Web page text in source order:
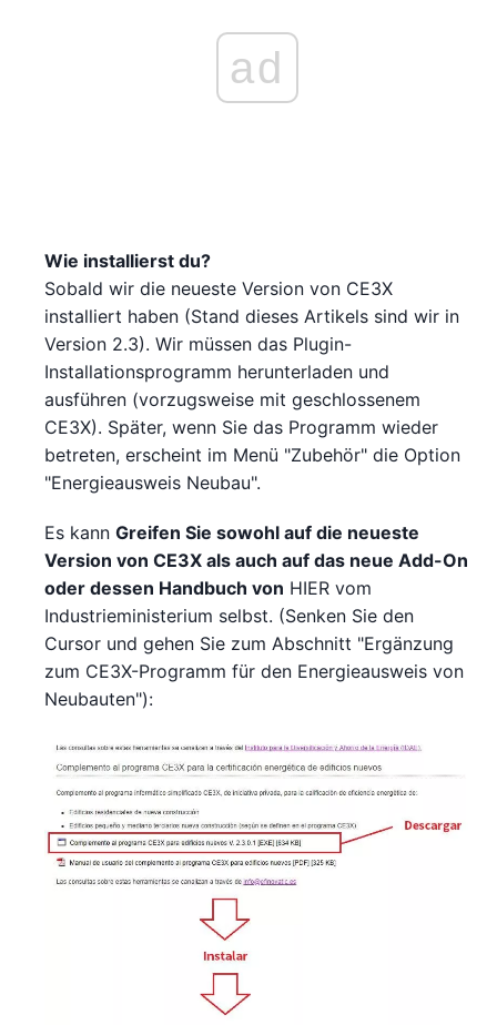
ad
Wie installierst du?
Sobald wir die neueste Version von CE3X
installiert haben (Stand dieses Artikels sind wir in
Version 2.3). Wir müssen das Plugin-
Installationsprogramm herunterladen und
ausführen (vorzugsweise mit geschlossenem
CE3X). Später, wenn Sie das Programm wieder
betreten, erscheint im Menü "Zubehör" die Option
"Energieausweis Neubau".
Es kann Greifen Sie sowohl auf die neueste
Version von CE3X als auch auf das neue Add-On
oder dessen Handbuch von HIER vom
Industrieministerium selbst. (Senken Sie den
Cursor und gehen Sie zum Abschnitt "Ergänzung
zum CE3X-Programm für den Energieausweis von
Neubauten"):